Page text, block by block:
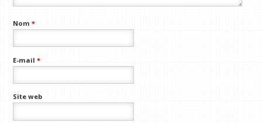
Nom*
E-mail*
Site web